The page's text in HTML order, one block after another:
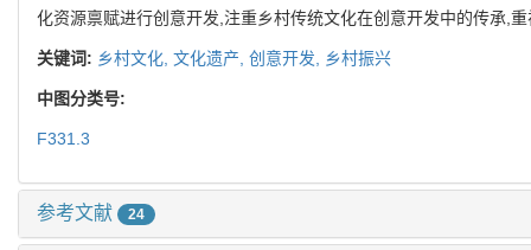
化资源禀赋进行创意开发,注重乡村传统文化在创意开发中的传承,
关键词: 乡村文化, 文化遗产, 创意开发, 乡村振兴
中图分类号:
F331.3
参考文献 24